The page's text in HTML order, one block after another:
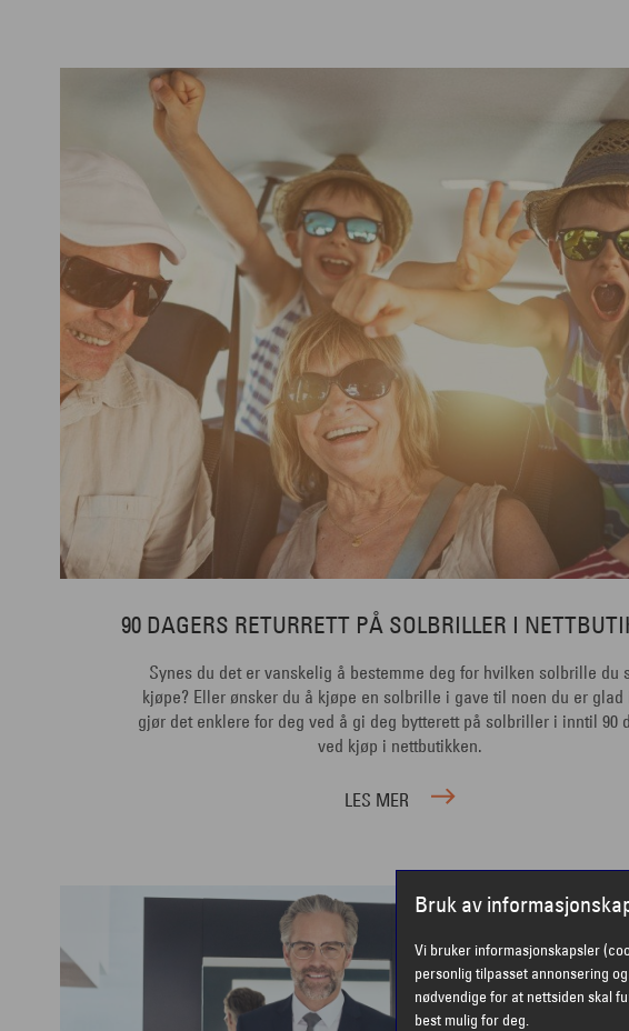
90 DAGERS RETURRETT PÅ SOLBRILLER I
Synes du det er vanskelig å bestemme deg for hvilken solbrille du
kjøpe? Eller ønsker du å kjøpe en solbrille i gave til noen du er glad
gjør det enklere for deg ved å gi deg bytterett på solbriller i inntil 90
ved kjøp i nettbutikken.
LES MER
Bruk av
Vi bruker informasjonskapsler
personlig tilpasset annonsering
nødvendige for at nettsiden skal
best mulig for deg.